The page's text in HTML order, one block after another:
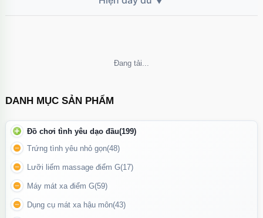
lợi khi sử dụng từ xa
Không thể tải nội dung
DANH MỤC SẢN PHẨM
Đồ chơi tình yêu dạo đầu(199)
Trứng tình yêu nhỏ gọn(48)
Lưỡi liếm massage điểm G(17)
Máy mát xa điểm G(59)
Dụng cụ mát xa hậu môn(43)